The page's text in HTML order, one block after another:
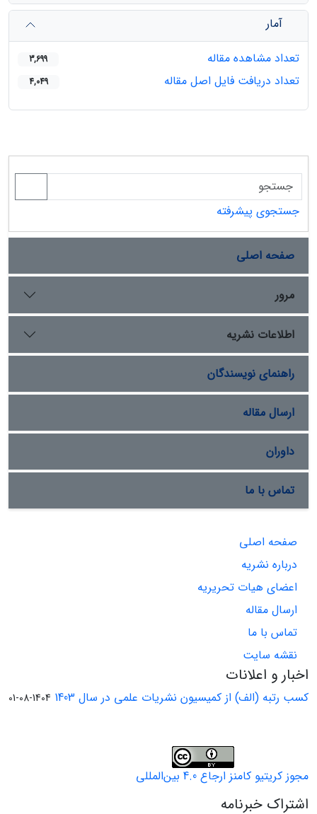
آمار
تعداد مشاهده مقاله
3,699
تعداد دریافت فایل اصل مقاله 4,049
جستجوی پیشرفته
صفحه اصلی
مرور
اطلاعات نشریه
راهنمای نویسندگان
ارسال مقاله
داوران
تماس با ما
صفحه اصلی
درباره نشریه
اعضای هیات تحریریه
ارسال مقاله
تماس با ما
نقشه سایت
اخبار و اعلانات
کسب رتبه (الف) از کمیسیون نشریات علمی در سال 1403 1404-08-01
مجوز کریتیو کامنز ارجاع 4.0 بین‌المللی
اشتراک خبرنامه